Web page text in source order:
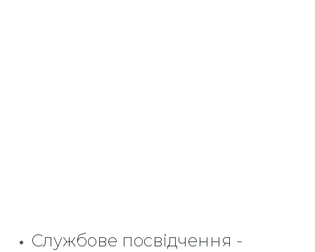
Службове посвідчення -